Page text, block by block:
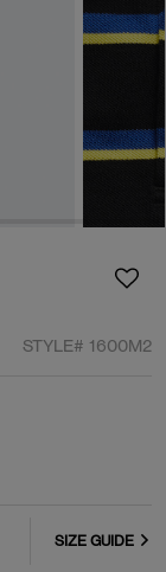
STYLE# 1600M2
SIZE GUIDE